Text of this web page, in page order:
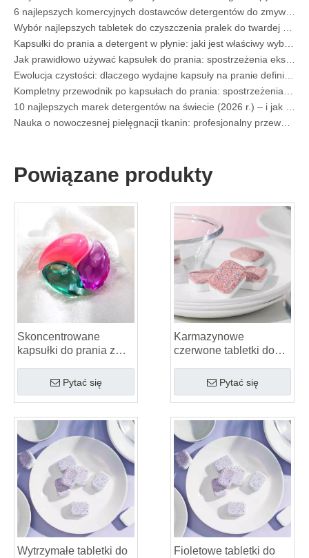
Wybór najlepszych tabletek do czyszczenia pralek do twardej wody
Ewolucja czystości: dlaczego wydajne kapsuły na pranie definiują globalną przyszłość pielęgnacji tkaninted
Kompletny przewodnik po kapsułach do prania: spostrzeżenia ekspertów na temat bezpieczeństwa, nauki i maksymalizacji mocy czyszczenia
Nauka o nowoczesnej pielęgnacji tkanin: profesjonalny przewodnik po kapsułkach do prania, zmiękczaczach i pochłaniaczach kolorów
Ostateczny przewodnik po wyborze najlepszych kapsułek do zmywarki do naczyń szklanych i delikatnych przedmiotów
Przyszłość zrównoważonego czyszczenia: dlaczego sklepy z artykułami uzupełniającymi oferują masowe, nieopakowane arkusze detergentu do prania
6 najlepszych komercyjnych dostawców detergentów do zmywarek na świecie (przewodnik OEM i kupujący z 2026 r.)
Wybór najlepszych tabletek do czyszczenia pralek do twardej wody
Powiązane produkty
Skoncentrowane
kapsułki do prania z
Pytać się
Karmazynowe
czerwone tabletki do
Pytać się
Wytrzymałe tabletki do
Fioletowe tabletki do